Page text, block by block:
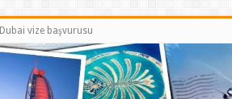
Dubai vize başvurusu